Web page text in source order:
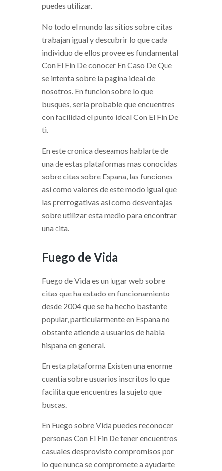
puedes utilizar.
No todo el mundo las sitios sobre citas
trabajan igual y descubrir lo que cada
individuo de ellos provee es fundamental
Con El Fin De conocer En Caso De Que
se intenta sobre la pagina ideal de
nosotros. En funcion sobre lo que
busques, seri­a probable que encuentres
con facilidad el punto ideal Con El Fin De
ti.
En este cronica deseamos hablarte de
una de estas plataformas mas conocidas
sobre citas sobre Espana, las funciones
asi­ como valores de este modo igual que
las prerrogativas asi­ como desventajas
sobre utilizar esta medio para encontrar
una cita.
Fuego de Vida
Fuego de Vida es un lugar web sobre
citas que ha estado en funcionamiento
desde 2004 que se ha hecho bastante
popular, particularmente en Espana no
obstante atiende a usuarios de habla
hispana en general.
En esta plataforma Existen una enorme
cuanti­a sobre usuarios inscritos lo que
facilita que encuentres la sujeto que
buscas.
En Fuego sobre Vida puedes reconocer
personas Con El Fin De tener encuentros
casuales desprovisto compromisos por
lo que nunca se compromete a ayudarte